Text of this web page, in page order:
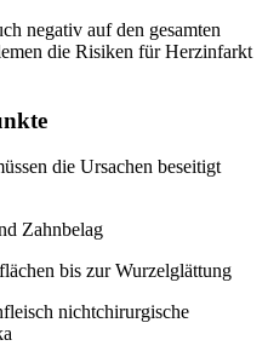
negativ auf den gesamten
die Risiken für Herzinfarkt
die Ursachen beseitigt
Zahnbelag
bis zur Wurzelglättung
nichtchirurgische